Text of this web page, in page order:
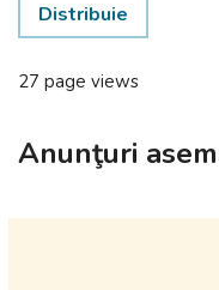
Distribuie
27 page views
Anunţuri